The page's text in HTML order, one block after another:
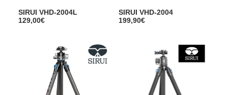
SIRUI VHD-2004L
129,00€
SIRUI VHD-2004
199,90€